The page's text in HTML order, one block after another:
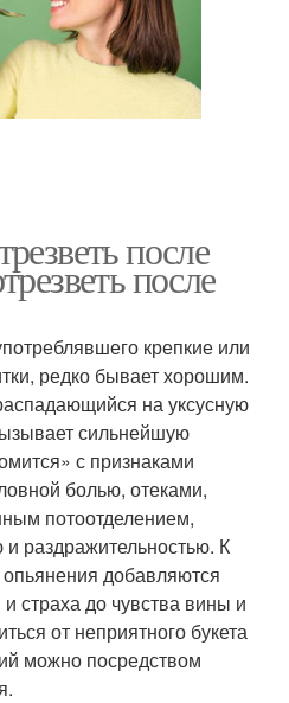
после
после
крепкие или
редко бывает хорошим.
на уксусную
сильнейшую
с признаками
болью, отеками,
потоотделением,
и раздражительностью. К
добавляются
страха до чувства вины и
от неприятного букета
можно посредством